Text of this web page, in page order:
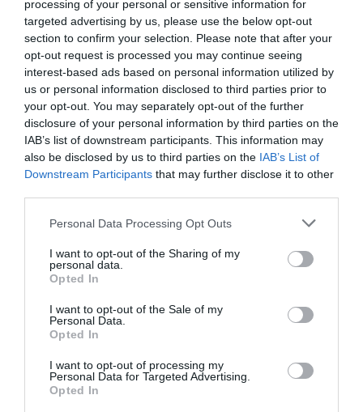
processing of your personal or sensitive information for
targeted advertising by us, please use the below opt-out
section to confirm your selection. Please note that after your
opt-out request is processed you may continue seeing
interest-based ads based on personal information utilized by
us or personal information disclosed to third parties prior to
your opt-out. You may separately opt-out of the further
disclosure of your personal information by third parties on the
IAB’s list of downstream participants. This information may
also be disclosed by us to third parties on the IAB’s List of
Downstream Participants that may further disclose it to other
Personal Data Processing Opt Outs
I want to opt-out of the Sharing of my
personal data.
Opted In
I want to opt-out of the Sale of my
Personal Data.
Opted In
I want to opt-out of processing my
Personal Data for Targeted Advertising.
Opted In
Φουγάρο – Ναύπλιο
Eισιτήρια:
Είσοδος ελεύθερη
Πληροφορίες / Κρατήσεις:
www.fougaro.gr
Δείτε όλα τα τελευταία νέαγια την Τέχνη και τον
Πολιτισμό στοCulturenow.gr
Νέοι Διαγωνισμοί❯
ΔΩΡΕΑΝ ΕΚΔΗΛΩΣΕΙΣ
ΕΚΘΕΣΗ ΖΩΓΡΑΦΙΚΗΣ